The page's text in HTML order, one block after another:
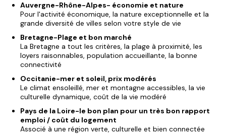
Auvergne-Rhône-Alpes- économie et nature
Pour l'activité économique, la nature exceptionnelle et la
grande diversité de villes selon votre style de vie
Bretagne-Plage et bon marché
La Bretagne a tout les critères, la plage à proximité, les
loyers raisonnables, population accueillante, la bonne
connectivité
Occitanie-mer et soleil, prix modérés
Le climat ensoleillé, mer et montagne accessibles, la vie
culturelle dynamique, coût de la vie modéré
Pays de la Loire-le bon plan pour un très bon rapport
emploi / coût du logement
Associé à une région verte, culturelle et bien connectée